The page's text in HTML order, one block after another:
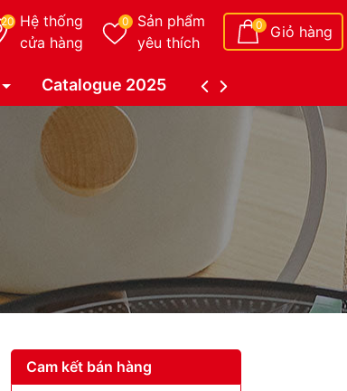
20 Hệ thống
cửa hàng
0
Sản phẩm
yêu thích
0 Giỏ hàng
Catalogue 2025 Catalogue Duy Tân
Cam kết bán hàng